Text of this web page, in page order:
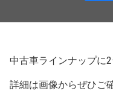
中古車ラインナップに
詳細は画像からぜひご